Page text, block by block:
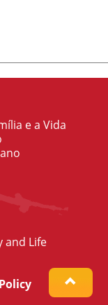
e a Vida
and Life